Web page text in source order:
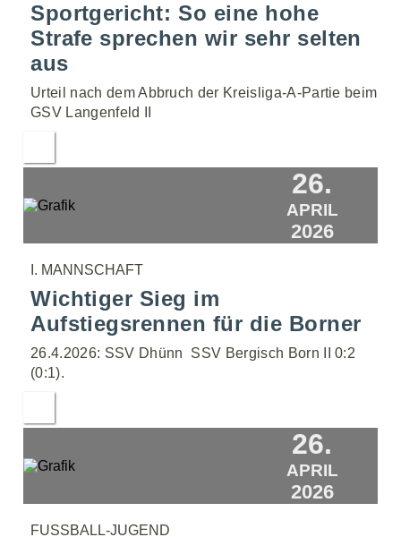
Sportgericht: So eine hohe
Strafe sprechen wir sehr selten
aus
Urteil nach dem Abbruch der Kreisliga-A-Partie beim
GSV Langenfeld II
26.
APRIL
2026
I. MANNSCHAFT
Wichtiger Sieg im
Aufstiegsrennen für die Borner
26.4.2026: SSV Dhünn  SSV Bergisch Born II 0:2
(0:1).
26.
APRIL
2026
FUSSBALL-JUGEND